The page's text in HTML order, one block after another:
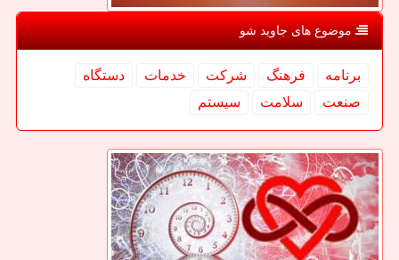
موضوع های جاوید شو
برنامه فرهنگ شركت خدمات
دستگاه
صنعت
سلامت سیستم